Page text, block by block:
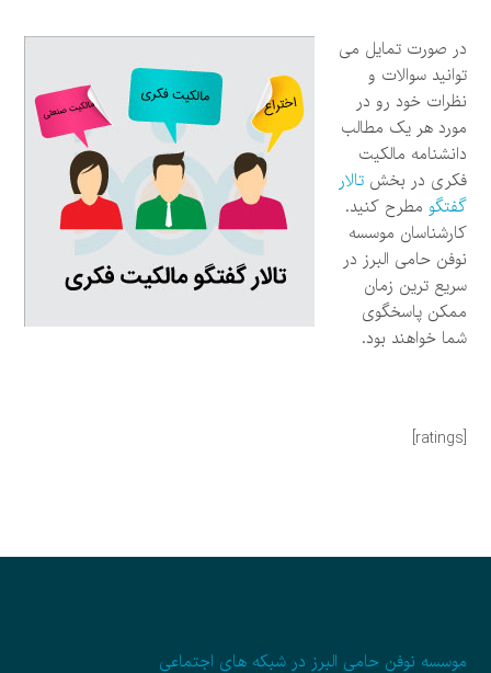
در صورت تمایل می
توانید سوالات و
نظرات خود رو در
مورد هر یک مطالب
دانشنامه مالکیت
فکری در بخشتالار
گفتگو مطرح کنید.
کارشناسان موسسه
نوفن حامی البرز در
سریع ترین زمان
ممکن پاسخگوی
شما خواهند بود.
[ratings]
موسسه نوفن حامی البرز در شبکه های اجتماعی